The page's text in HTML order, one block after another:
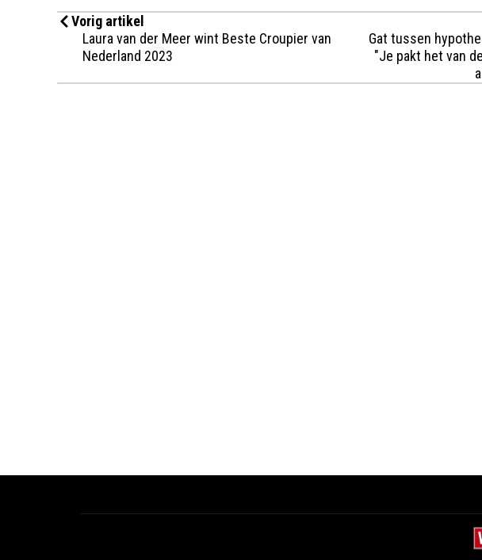
Vorig artikel
Laura van der Meer wint Beste Croupier van
Nederland 2023
Gat tussen
"Je pakt het van